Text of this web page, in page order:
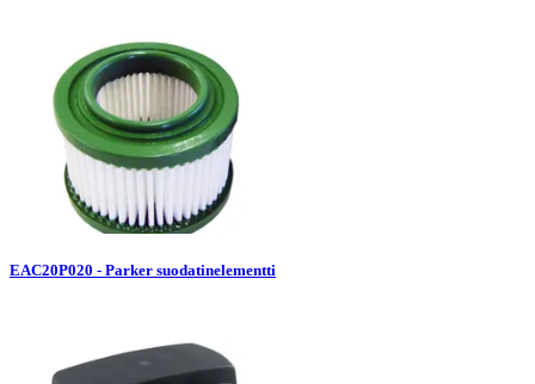
EAC20P020 - Parker suodatinelementti